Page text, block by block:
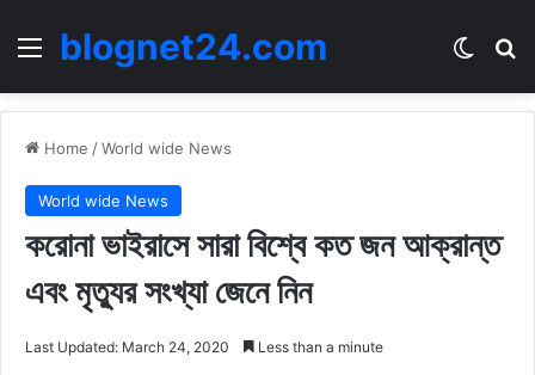
Menublognet24.com
Home /World wide News
World wide News
করোনা ভাইরাসে সারা বিশ্বে কত জন আক্রান্ত
এবং মৃত্যুর সংখ্যা জেনে নিন
Last Updated: March 24, 2020 Less than a minute